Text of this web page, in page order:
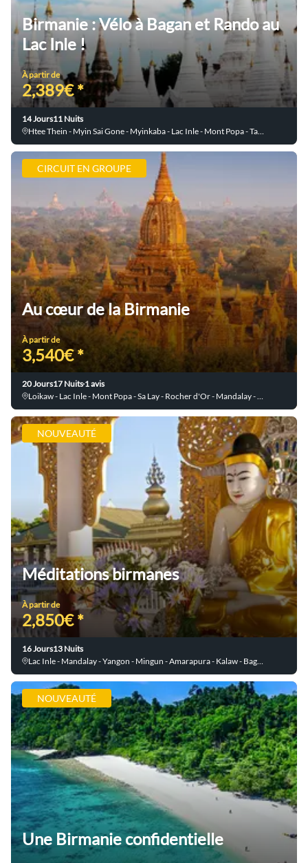
Birmanie : Vélo à Bagan et Rando au
Lac Inle !
À partir de
2,389€ *
14 Jours11 Nuits
CIRCUIT EN GROUPE
Au cœur de la Birmanie
À partir de
3,540€ *
20 Jours17 Nuits 1 avis
NOUVEAUTÉ
Méditations birmanes
À partir de
2,850€ *
16 Jours13 Nuits
NOUVEAUTÉ
Une Birmanie confidentielle